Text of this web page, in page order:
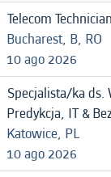
Telecom Technician
Bucharest, B, RO
10 ago 2026
Specjalista/ka ds.
Predykcja, IT &
Katowice, PL
10 ago 2026